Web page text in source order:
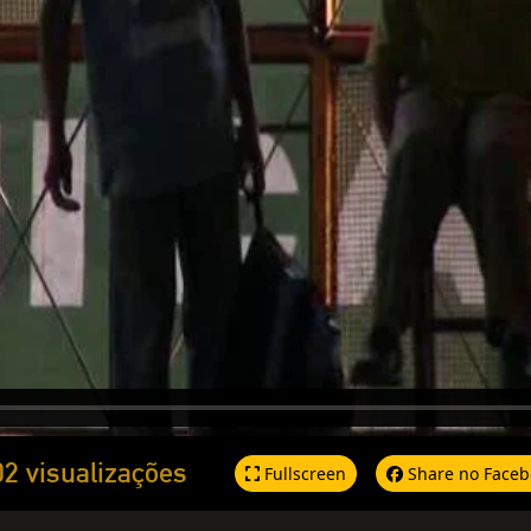
visualizações Fullscreen Share no